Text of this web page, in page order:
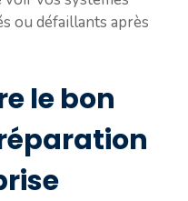
ou défaillants après
le bon